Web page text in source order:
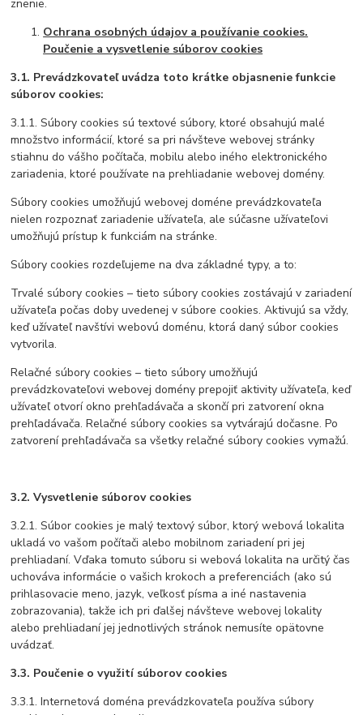
znenie.
Ochrana osobných údajov a používanie cookies.
Poučenie a vysvetlenie súborov cookies
3.1. Prevádzkovateľ uvádza toto krátke objasnenie funkcie
súborov cookies:
3.1.1. Súbory cookies sú textové súbory, ktoré obsahujú malé
množstvo informácií, ktoré sa pri návšteve webovej stránky
stiahnu do vášho počítača, mobilu alebo iného elektronického
zariadenia, ktoré používate na prehliadanie webovej domény.
Súbory cookies umožňujú webovej doméne prevádzkovateľa
nielen rozpoznať zariadenie užívateľa, ale súčasne užívateľovi
umožňujú prístup k funkciám na stránke.
Súbory cookies rozdeľujeme na dva základné typy, a to:
Trvalé súbory cookies – tieto súbory cookies zostávajú v zariadení
užívateľa počas doby uvedenej v súbore cookies. Aktivujú sa vždy,
keď užívateľ navštívi webovú doménu, ktorá daný súbor cookies
vytvorila.
Relačné súbory cookies – tieto súbory umožňujú
prevádzkovateľovi webovej domény prepojiť aktivity užívateľa, keď
užívateľ otvorí okno prehľadávača a skončí pri zatvorení okna
prehľadávača. Relačné súbory cookies sa vytvárajú dočasne. Po
zatvorení prehľadávača sa všetky relačné súbory cookies vymažú.
3.2. Vysvetlenie súborov cookies
3.2.1. Súbor cookies je malý textový súbor, ktorý webová lokalita
ukladá vo vašom počítači alebo mobilnom zariadení pri jej
prehliadaní. Vďaka tomuto súboru si webová lokalita na určitý čas
uchováva informácie o vašich krokoch a preferenciách (ako sú
prihlasovacie meno, jazyk, veľkosť písma a iné nastavenia
zobrazovania), takže ich pri ďalšej návšteve webovej lokality
alebo prehliadaní jej jednotlivých stránok nemusíte opätovne
uvádzať.
3.3. Poučenie o využití súborov cookies
3.3.1. Internetová doména prevádzkovateľa používa súbory